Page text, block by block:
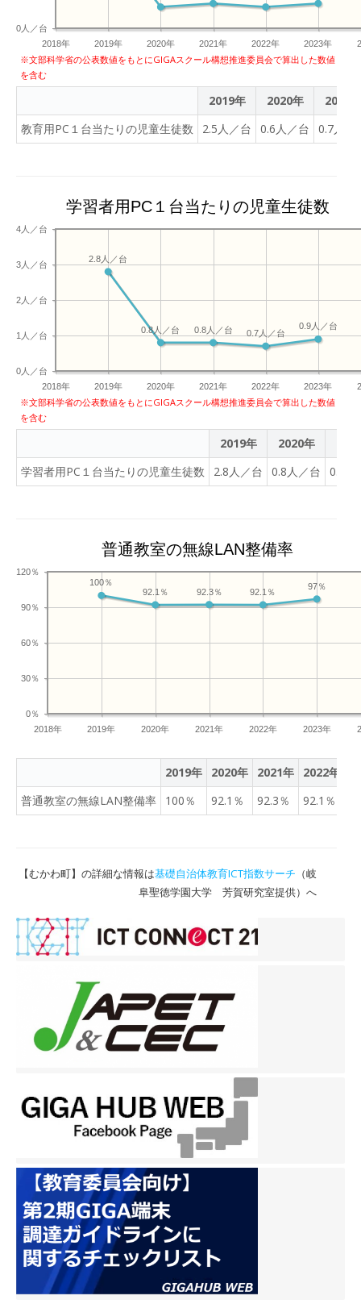
2018年 2019年 2020年 2021年 2022年 2023年
0人／台
※文部科学省の公表数値をもとにGIGAスクール構想推進委員会で算出した数値
を含む
2019年 2020年
2021年
教育用PC１台当たりの児童生徒数
2.5人／台 0.6人／台 0.7人／
学習者用PC１台当たりの児童生徒数
2018年 2019年 2020年 2021年 2022年 2023年
0人／台
1人／台
2人／台
3人／台
4人／台
0.9人／台
0.7人／台
0.8人／台
0.8人／台
2.8人／台
※文部科学省の公表数値をもとにGIGAスクール構想推進委員会で算出した数値
を含む
2019年 2020年
学習者用PC１台当たりの児童生徒数
2.8人／台 0.8人／台 0.8人
普通教室の無線LAN整備率
2018年 2019年 2020年 2021年 2022年 2023年
0％
30％
60％
90％
120％
97％
92.1％
92.3％
92.1％
100％
2019年 2020年 2021年 2022年
普通教室の無線LAN整備率
100％ 92.1％ 92.3％ 92.1％
【むかわ町】の詳細な情報は基礎自治体教育ICT指数サーチ （岐
阜聖徳学園大学 芳賀研究室提供）へ